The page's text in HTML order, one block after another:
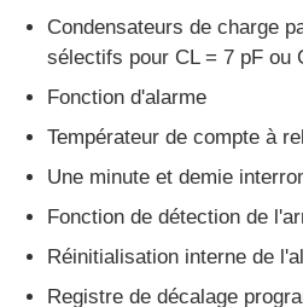
Nouvelles
Cas
Array de porte
Unité de microcontrôleur de
Condensateurs de charge
sélectifs pour CL = 7 pF ou
Fonction d'alarme
Températeur de compte à
Une minute et demie
Fonction de détection de
Réinitialisation interne de
Registre de décalage